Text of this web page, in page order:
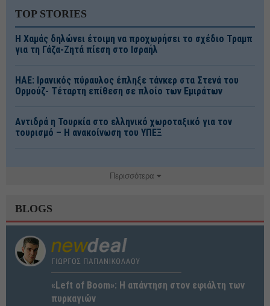
TOP STORIES
Η Χαμάς δηλώνει έτοιμη να προχωρήσει το σχέδιο Τραμπ
για τη Γάζα-Ζητά πίεση στο Ισραήλ
ΗΑΕ: Ιρανικός πύραυλος έπληξε τάνκερ στα Στενά του
Ορμούζ- Τέταρτη επίθεση σε πλοίο των Εμιράτων
Αντιδρά η Τουρκία στο ελληνικό χωροταξικό για τον
τουρισμό – Η ανακοίνωση του ΥΠΕΞ
Περισσότερα
BLOGS
«Left of Boom»: Η απάντηση στον εφιάλτη των
πυρκαγιών